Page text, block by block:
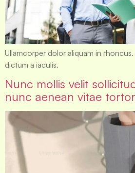
Ullamcorper dolor aliquam in
dictum a iaculis.
Nunc mollis velit
nunc aenean vitae